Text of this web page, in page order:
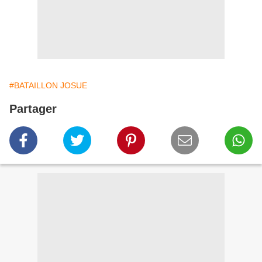
#BATAILLON JOSUE
Partager